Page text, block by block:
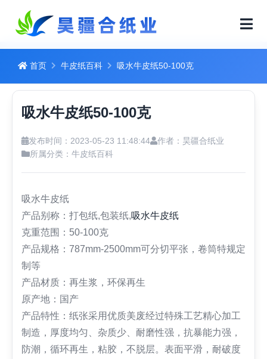
首页 牛皮纸百科 吸水牛皮纸50-100克
吸水牛皮纸50-100克
发布时间：2023-05-23 11:48:44
作者：昊疆合纸业
所属分类： 牛皮纸百科
吸水牛皮纸
产品别称：打包纸,包装纸,吸水牛皮纸
克重范围：50-100克
产品规格：787mm-2500mm可分切平张，卷筒特规定
制等
产品材质：再生浆，环保再生
原产地：国产
产品特性：纸张采用优质美废经过特殊工艺精心加工
制造，厚度均匀、杂质少、耐磨性强，抗暴能力强，
防潮，循环再生，粘胶，不脱层。表面平滑，耐破度